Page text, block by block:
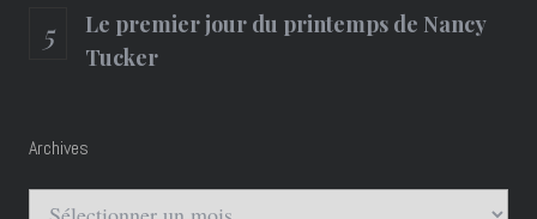
Le premier jour du printemps de Nancy
Tucker
Archives
Archives